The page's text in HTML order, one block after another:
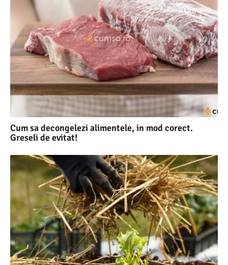
Cum sa decongelezi alimentele, in mod corect.
Greseli de evitat!